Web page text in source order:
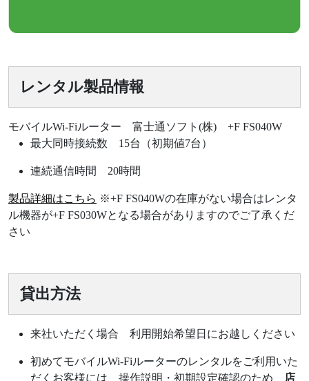
レンタル製品情報
モバイルWi-Fiルーター 富士通ソフト(株) +F FS040W
最大同時接続数 15台（初期値7台）
連続通信時間 20時間
製品詳細はこちら ※+F FS040Wの在庫がない場合はレンタ
ル機器が+F FS030Wとなる場合がありますのでご了承くだ
さい
貸出方法
来社いただく場合 利用開始希望日にお越しください
初めてモバイルWi-Fiルーターのレンタルをご利用いた
だくお客様には、操作説明・初期設定確認のため、
店